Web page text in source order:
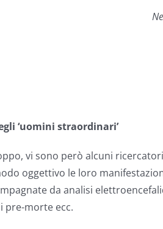
‘uomini straordinari’
vi sono però alcuni
oggettivo le loro
da analisi
pre-morte ecc.